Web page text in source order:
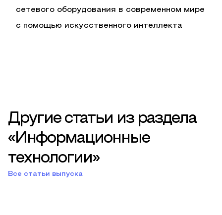
сетевого оборудования в современном мире
с помощью искусственного интеллекта
Другие статьи из раздела
«Информационные
технологии»
Все статьи выпуска